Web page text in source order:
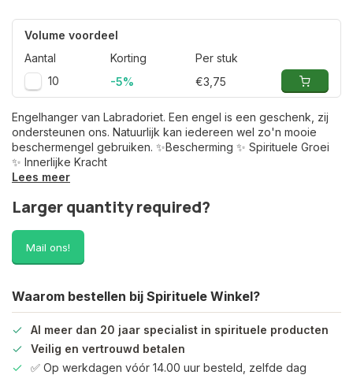
Volume voordeel
Aantal
Korting
Per stuk
10
-5% €3,75
Engelhanger van Labradoriet. Een engel is een geschenk, zij
ondersteunen ons. Natuurlijk kan iedereen wel zo'n mooie
beschermengel gebruiken. ✨Bescherming ✨ Spirituele Groei
✨ Innerlijke Kracht
Lees meer
Larger quantity required?
Mail ons!
Waarom bestellen bij Spirituele Winkel?
Al meer dan 20 jaar specialist in spirituele producten
Veilig en vertrouwd betalen
✅ Op werkdagen vóór 14.00 uur besteld, zelfde dag